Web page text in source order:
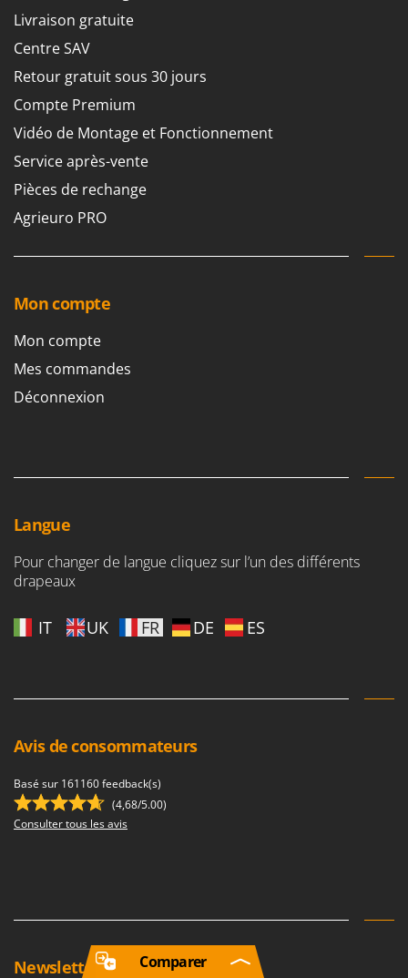
Livraison gratuite
Centre SAV
Retour gratuit sous 30 jours
Compte Premium
Vidéo de Montage et Fonctionnement
Service après-vente
Pièces de rechange
Agrieuro PRO
Mon compte
Mon compte
Mes commandes
Déconnexion
Langue
Pour changer de langue cliquez sur l’un des différents
drapeaux
IT UK FR DE ES
Avis de consommateurs
Basé sur 161160 feedback(s)
(4,68/5.00)
Consulter tous les avis
Newsletter Comparer